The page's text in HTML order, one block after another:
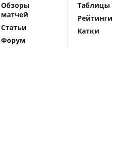
Обзоры
матчей
Статьи
Форум
Таблицы
Рейтинги
Катки